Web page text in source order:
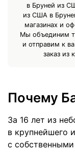
в Бруней из
из США в
магазинах и
Мы объединим
и отправим к
заказ из
Почему
За 16 лет из
в крупнейшего
с